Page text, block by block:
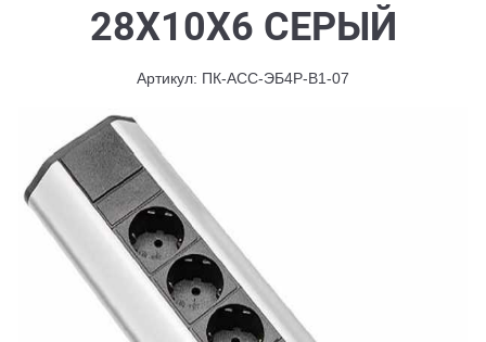
28X10X6 СЕРЫЙ
Артикул: ПК-АСС-ЭБ4Р-В1-07